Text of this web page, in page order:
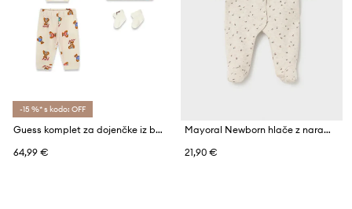
-15 %* s kodo: OFF
Guess komplet za dojenčke iz bombaža z elastanom
64,99 €
Mayoral Newborn hlače z naramnicami (z nogicami) za dojenčke z bombažem
21,90 €